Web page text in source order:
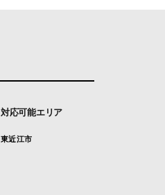
対応可能エリア
東近江市